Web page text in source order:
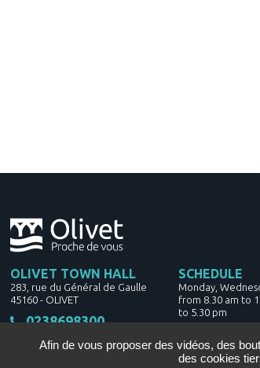
Afin de vous proposer des vidéos, des
des cookies
OLIVET TOWN HALL
283, rue du Général de Gaulle
45160 - OLIVET
0238698300
CONTACT US
SCHEDULE
Monday,
from 8.30 am to
to 5.30 pm
17h30
Saturday from 9h